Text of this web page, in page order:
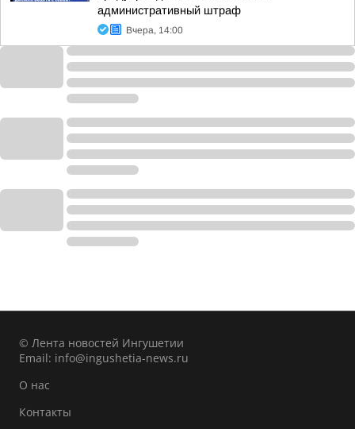
административный штраф
Вчера, 14:00
© Лента новостей Ингушетии
Email: info@ingushetia-news.ru
О нас
Контакты